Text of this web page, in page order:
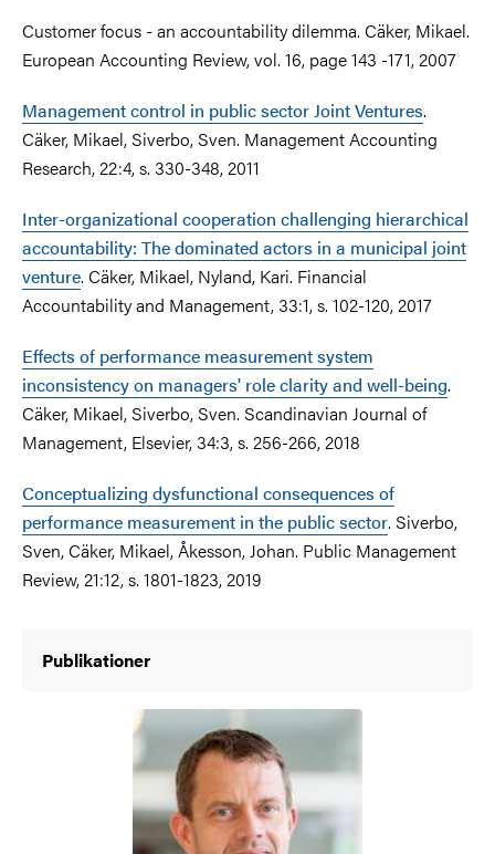
Customer focus - an accountability dilemma. Cäker, Mikael.
European Accounting Review, vol. 16, page 143 -171, 2007
Management control in public sector Joint Ventures.
Cäker, Mikael, Siverbo, Sven. Management Accounting
Research, 22:4, s. 330-348, 2011
Inter-organizational cooperation challenging hierarchical
accountability: The dominated actors in a municipal joint
venture. Cäker, Mikael, Nyland, Kari. Financial
Accountability and Management, 33:1, s. 102-120, 2017
Effects of performance measurement system
inconsistency on managers' role clarity and well-being.
Cäker, Mikael, Siverbo, Sven. Scandinavian Journal of
Management, Elsevier, 34:3, s. 256-266, 2018
Conceptualizing dysfunctional consequences of
performance measurement in the public sector. Siverbo,
Sven, Cäker, Mikael, Åkesson, Johan. Public Management
Review, 21:12, s. 1801-1823, 2019
Publikationer